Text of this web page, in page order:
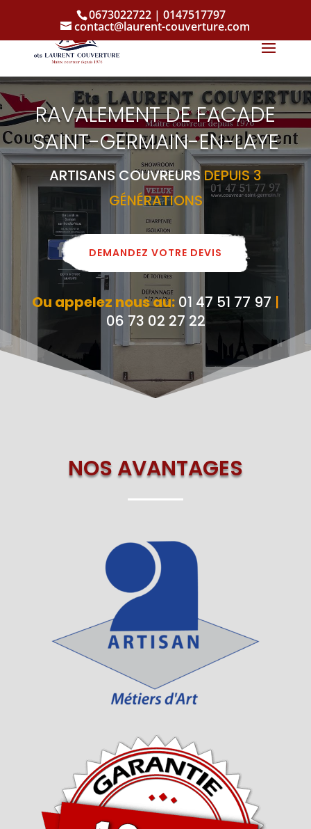
0673022722 | 0147517797
contact@laurent-couverture.com
RAVALEMENT DE FACADE
SAINT-GERMAIN-EN-LAYE
ARTISANS COUVREURS DEPUIS 3
GÉNÉRATIONS
DEMANDEZ VOTRE DEVIS
Ou appelez nous au: 01 47 51 77 97 |
06 73 02 27 22
NOS AVANTAGES